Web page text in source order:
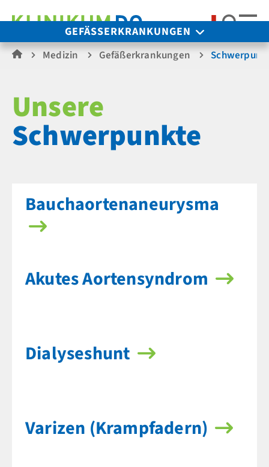
GEFÄSSERKRANKUNGEN
Medizin Gefäßerkrankungen
Unsere
Schwerpunkte
Bauchaorten­aneurysma
Akutes Aorten­syndrom
Dialyse­shunt
Varizen (Krampfadern)